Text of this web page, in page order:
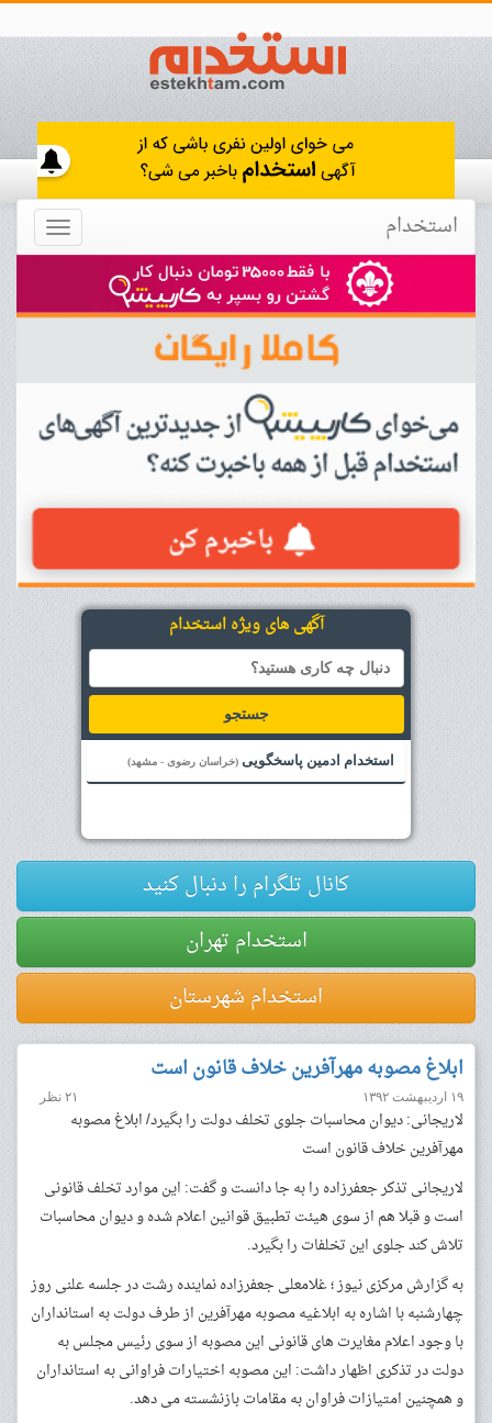
Toggle استخدام
آگهی های ویژه استخدام
جستجو
استخدام ادمین پاسخگویی (خراسان رضوی - مشهد)
کانال تلگرام را دنبال کنید
استخدام تهران
استخدام شهرستان
ابلاغ مصوبه مهرآفرین خلاف قانون است
۱۹ اردیبهشت ۱۳۹۲ ۲۱ نظر
لاریجانی: دیوان محاسبات جلوی تخلف دولت را بگیرد/ ابلاغ مصوبه
مهرآفرین خلاف قانون است
لاریجانی تذکر جعفرزاده را به جا دانست و گفت: این موارد تخلف قانونی
است و قبلا هم از سوی هیئت تطبیق قوانین اعلام شده و دیوان محاسبات
تلاش کند جلوی این تخلفات را بگیرد.
به گزارش مرکزی نیوز ؛ غلامعلی جعفرزاده نماینده رشت در جلسه علنی روز
چهارشنبه با اشاره به ابلاغیه مصوبه مهرآفرین از طرف دولت به استانداران
با وجود اعلام مغایرت های قانونی این مصوبه از سوی رئیس مجلس به
دولت در تذکری اظهار داشت: این مصوبه اختیارات فراوانی به استانداران
و همچنین امتیازات فراوان به مقامات بازنشسته می دهد.